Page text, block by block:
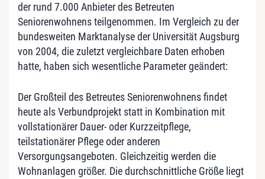
der rund 7.000 Anbieter des Betreuten
Seniorenwohnens teilgenommen. Im Vergleich zu der
bundesweiten Marktanalyse der Universität Augsburg
von 2004, die zuletzt vergleichbare Daten erhoben
hatte, haben sich wesentliche Parameter geändert:
Der Großteil des Betreutes Seniorenwohnens findet
heute als Verbundprojekt statt in Kombination mit
vollstationärer Dauer- oder Kurzzeitpflege,
teilstationärer Pflege oder anderen
Versorgungsangeboten. Gleichzeitig werden die
Wohnanlagen größer. Die durchschnittliche Größe liegt